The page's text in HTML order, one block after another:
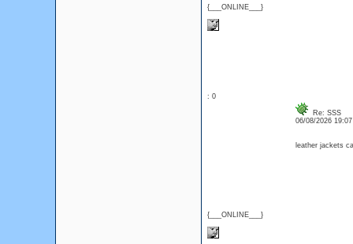
{___ONLINE___}
: 0
{___ONLINE___}
Re: SSS
06/08/2026
leather jackets